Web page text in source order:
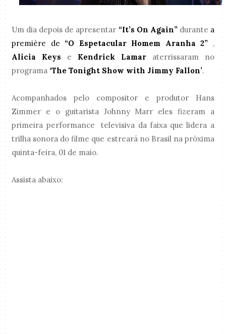
Um dia depois de apresentar “It’s On Again” durante a
première de “O Espetacular Homem Aranha 2” ,
Alicia Keys e Kendrick Lamaraterrissaram no
programa ‘The Tonight Show with Jimmy Fallon’.
Acompanhados pelo compositor e produtor Hans
Zimmer e o guitarista Johnny Marr eles fizeram a
primeira performance televisiva da faixa que lidera a
trilha sonora do filme que estreará no Brasil na próxima
quinta-feira, 01 de maio.
Assista abaixo: